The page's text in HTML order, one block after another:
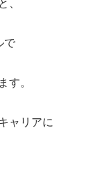
、
で
す。
ャリアに